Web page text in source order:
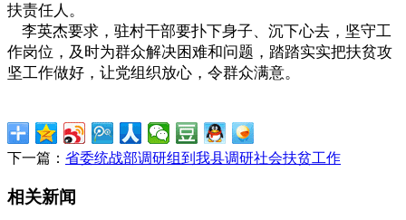
扶责任人。
李英杰要求，驻村干部要扑下身子、沉下心去，坚守工
作岗位，及时为群众解决困难和问题，踏踏实实把扶贫攻
坚工作做好，让党组织放心，令群众满意。
下一篇： 省委统战部调研组到我县调研社会扶贫工作
相关新闻